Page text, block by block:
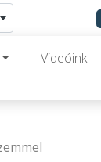
Videóink